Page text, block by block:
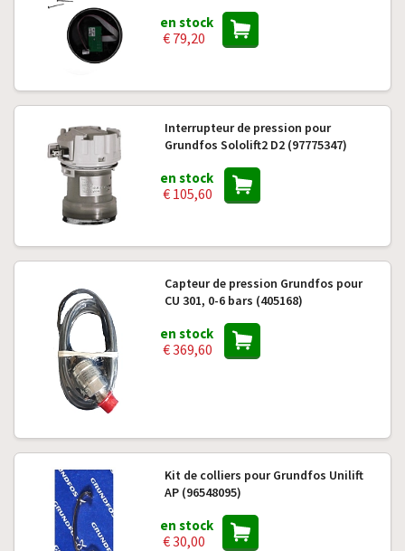
en stock
€ 79,20
Interrupteur de pression pour
Grundfos Sololift2 D2 (97775347)
en stock
€ 105,60
Capteur de pression Grundfos pour
CU 301, 0-6 bars (405168)
en stock
€ 369,60
Kit de colliers pour Grundfos Unilift
AP (96548095)
en stock
€ 30,00